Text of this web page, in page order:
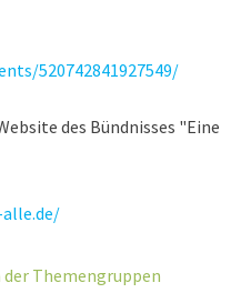
520742841927549/
des Bündnisses "Eine
der Themengruppen